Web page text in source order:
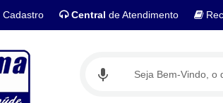
Cadastro Central de Atendimento